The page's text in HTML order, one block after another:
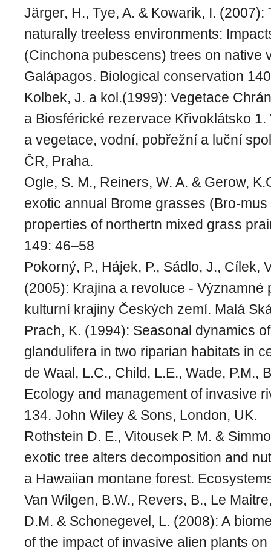
Järger, H., Tye, A. & Kowarik, I. (2007):
naturally treeless environments:
(Cinchona pubescens) trees on native
Galápagos. Biological conservation
Kolbek, J. a kol.(1999): Vegetace
a Biosférické rezervace Křivoklátsko 1.
a vegetace, vodní, pobřežní a luční
ČR, Praha.
Ogle, S. M., Reiners, W. A. & Gerow,
exotic annual Brome grasses (Bro-
properties of northertn mixed grass
149: 46–58
Pokorný, P., Hájek, P., Sádlo, J., Cílek,
(2005): Krajina a revoluce - Významné
kulturní krajiny Českých zemí. Malá
Prach, K. (1994): Seasonal dynamics
glandulifera in two riparian habitats in
de Waal, L.C., Child, L.E., Wade, P.M.,
Ecology and management of invasive
134. John Wiley & Sons, London, UK.
Rothstein D. E., Vitousek P. M. &
exotic tree alters decomposition and
a Hawaiian montane forest.
Van Wilgen, B.W., Revers, B., Le
D.M. & Schonegevel, L. (2008): A
of the impact of invasive alien plants